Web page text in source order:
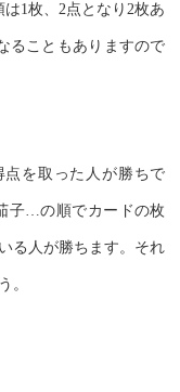
1枚、2点となり2枚あ
ることもありますので
を取った人が勝ちで
子…の順でカードの枚
る人が勝ちます。それ
。